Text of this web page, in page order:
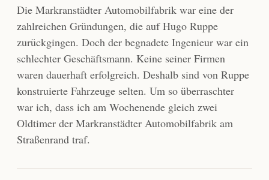
Die Markranstädter Automobilfabrik war eine der
zahlreichen Gründungen, die auf Hugo Ruppe
zurückgingen. Doch der begnadete Ingenieur war ein
schlechter Geschäftsmann. Keine seiner Firmen
waren dauerhaft erfolgreich. Deshalb sind von Ruppe
konstruierte Fahrzeuge selten. Um so überraschter
war ich, dass ich am Wochenende gleich zwei
Oldtimer der Markranstädter Automobilfabrik am
Straßenrand traf.